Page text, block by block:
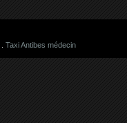
Taxi Antibes médecin